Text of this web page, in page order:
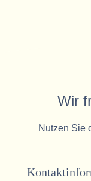
Wir
Nutzen Sie